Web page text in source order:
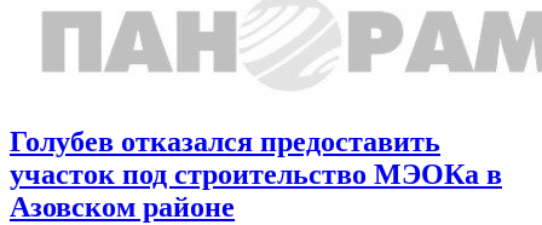
Голубев отказался предоставить
участок под строительство МЭОКа в
Азовском районе